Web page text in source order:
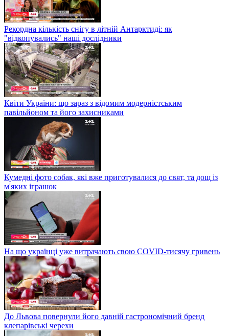
Рекордна кількість снігу в літній Антарктиді: як
"відкопувались" наші дослідники
Квіти України: що зараз з відомим модерністським
павільйоном та його захисниками
Кумедні фото собак, які вже приготувалися до свят, та дощ із
м'яких іграшок
На що українці уже витрачають свою COVID-тисячу гривень
До Львова повернули його давній гастрономічний бренд
клепарівські черехи